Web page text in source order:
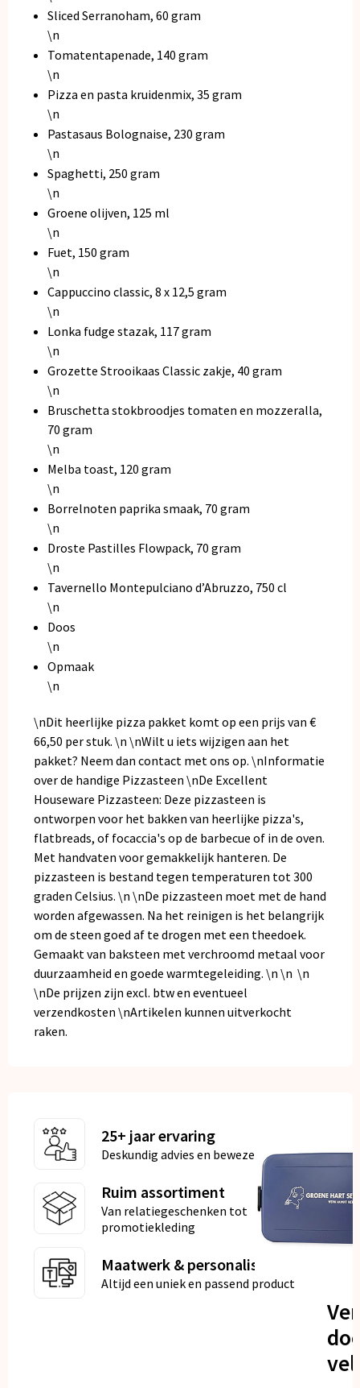
Sliced Serranoham, 60 gram
\n
Tomatentapenade, 140 gram
\n
Pizza en pasta kruidenmix, 35 gram
\n
Pastasaus Bolognaise, 230 gram
\n
Spaghetti, 250 gram
\n
Groene olijven, 125 ml
\n
Fuet, 150 gram
\n
Cappuccino classic, 8 x 12,5 gram
\n
Lonka fudge stazak, 117 gram
\n
Grozette Strooikaas Classic zakje, 40 gram
\n
Bruschetta stokbroodjes tomaten en mozzeralla,
70 gram
\n
Melba toast, 120 gram
\n
Borrelnoten paprika smaak, 70 gram
\n
Droste Pastilles Flowpack, 70 gram
\n
Tavernello Montepulciano d’Abruzzo, 750 cl
\n
Doos
\n
Opmaak
\n
\nDit heerlijke pizza pakket komt op een prijs van €
66,50 per stuk. \n \nWilt u iets wijzigen aan het
pakket? Neem dan contactmet ons op. \nInformatie
over de handige Pizzasteen \nDe Excellent
Houseware Pizzasteen: Deze pizzasteen is
ontworpen voor het bakken van heerlijke pizza's,
flatbreads, of focaccia's op de barbecue of in de oven.
Met handvaten voor gemakkelijk hanteren. De
pizzasteen is bestand tegen temperaturen tot 300
graden Celsius. \n \nDe pizzasteen moet met de hand
worden afgewassen. Na het reinigen is het belangrijk
om de steen goed af te drogen met een theedoek.
Gemaakt van baksteen met verchroomd metaal voor
duurzaamheid en goede warmtegeleiding. \n \n \n
\nDe prijzen zijn excl. btw en eventueel
verzendkosten \nArtikelen kunnen uitverkocht
raken.
25+ jaar ervaring
Deskundig advies en bewezen kwaliteit
Ruim assortiment
Van relatiegeschenken tot
promotiekleding
Maatwerk & personalisatie
Altijd een uniek en passend product